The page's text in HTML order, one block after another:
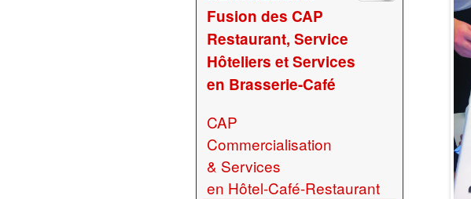
Fusion des CAP
Restaurant, Service
Hôteliers et Services
en Brasserie-Café
CAP
Commercialisation
& Services
en Hôtel-Café-Restaurant